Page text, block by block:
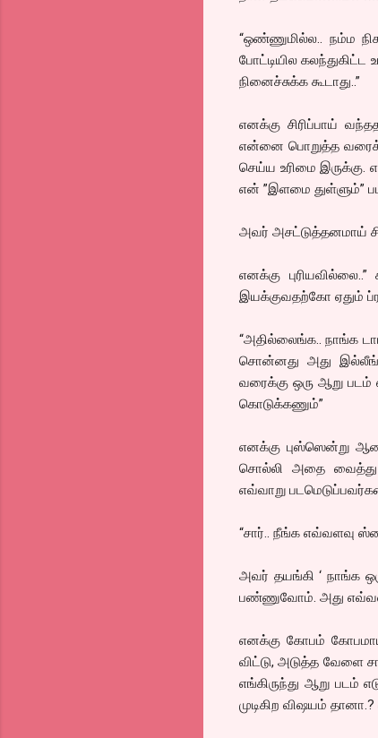
“ஒண்ணுமில்ல.. நம்ம
போட்டியில
நினைச்சுக்க கூடாது..”
எனக்கு சிரிப்பாய்
என்னை பொறுத்த
செய்ய உரிமை
என் ”இளமை துள்ளும்”
அவர் அசட்டுத்தனமாய்
எனக்கு
இயக்குவதற்கோ ஏதும்
“அதில்லைங்க.. நாங்க
சொன்னது அது
வரைக்கு ஒரு ஆறு படம்
கொடுக்கணும்”
எனக்கு புஸ்ஸென்று
சொல்லி அதை வைத்து
எவ்வாறு
“சார்.. நீங்க எவ்வளவு
அவர் தயங்கி ‘ நாங்க
பண்ணுவோம். அது
எனக்கு கோபம்
விட்டு, அடுத்த வேளை
எங்கிருந்து ஆறு படம்
முடிகிற விஷயம்